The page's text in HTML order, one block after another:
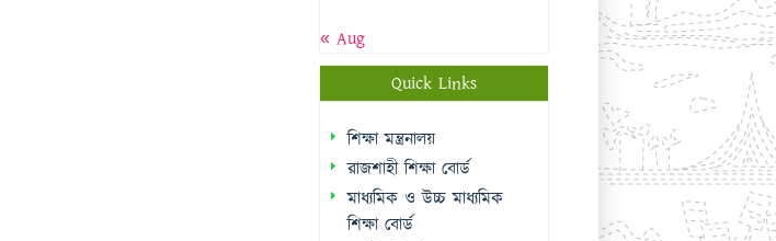
« Aug
Quick Links
শিক্ষা মন্ত্রনালয়
রাজশাহী শিক্ষা বোর্ড
মাধ্যমিক ও উচ্চ মাধ্যমিক
শিক্ষা বোর্ড